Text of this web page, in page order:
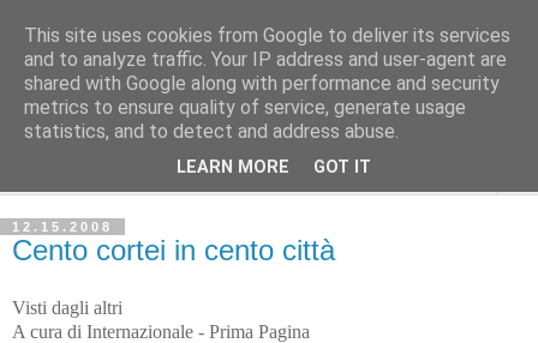
Avvenire dei Lavoratori
ECONOMIA
12.15.2008
Cento cortei in cento città
Visti dagli altri
A cura di Internazionale - Prima Pagina
This site uses cookies from Google to deliver its services
and to analyze traffic. Your IP address and user-agent are
shared with Google along with performance and security
metrics to ensure quality of service, generate usage
statistics, and to detect and address abuse.
LEARN MORE GOT IT